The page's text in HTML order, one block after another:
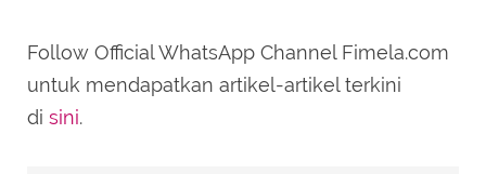
Follow Official WhatsApp Channel Fimela.com
untuk mendapatkan artikel-artikel terkini
di sini.